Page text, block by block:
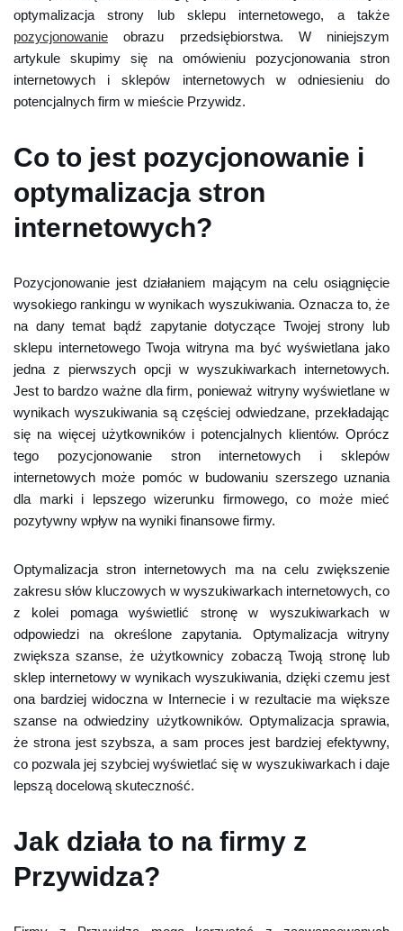
optymalizacja strony lub sklepu internetowego, a także
pozycjonowanie obrazu przedsiębiorstwa. W niniejszym
artykule skupimy się na omówieniu pozycjonowania stron
internetowych i sklepów internetowych w odniesieniu do
potencjalnych firm w mieście Przywidz.
Co to jest pozycjonowanie i
optymalizacja stron
internetowych?
Pozycjonowanie jest działaniem mającym na celu osiągnięcie
wysokiego rankingu w wynikach wyszukiwania. Oznacza to, że
na dany temat bądź zapytanie dotyczące Twojej strony lub
sklepu internetowego Twoja witryna ma być wyświetlana jako
jedna z pierwszych opcji w wyszukiwarkach internetowych.
Jest to bardzo ważne dla firm, ponieważ witryny wyświetlane w
wynikach wyszukiwania są częściej odwiedzane, przekładając
się na więcej użytkowników i potencjalnych klientów. Oprócz
tego pozycjonowanie stron internetowych i sklepów
internetowych może pomóc w budowaniu szerszego uznania
dla marki i lepszego wizerunku firmowego, co może mieć
pozytywny wpływ na wyniki finansowe firmy.
Optymalizacja stron internetowych ma na celu zwiększenie
zakresu słów kluczowych w wyszukiwarkach internetowych, co
z kolei pomaga wyświetlić stronę w wyszukiwarkach w
odpowiedzi na określone zapytania. Optymalizacja witryny
zwiększa szanse, że użytkownicy zobaczą Twoją stronę lub
sklep internetowy w wynikach wyszukiwania, dzięki czemu jest
ona bardziej widoczna w Internecie i w rezultacie ma większe
szanse na odwiedziny użytkowników. Optymalizacja sprawia,
że strona jest szybsza, a sam proces jest bardziej efektywny,
co pozwala jej szybciej wyświetlać się w wyszukiwarkach i daje
lepszą docelową skuteczność.
Jak działa to na firmy z
Przywidza?